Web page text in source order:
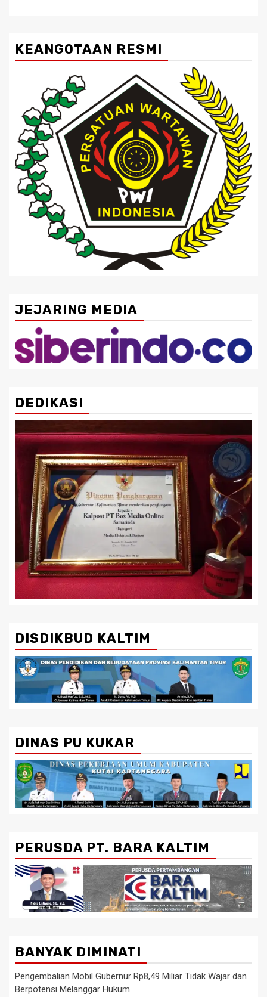
KEANGOTAAN RESMI
JEJARING MEDIA
DEDIKASI
DISDIKBUD KALTIM
DINAS PU KUKAR
PERUSDA PT. BARA KALTIM
BANYAK DIMINATI
Pengembalian Mobil Gubernur Rp8,49 Miliar Tidak Wajar dan
Berpotensi Melanggar Hukum